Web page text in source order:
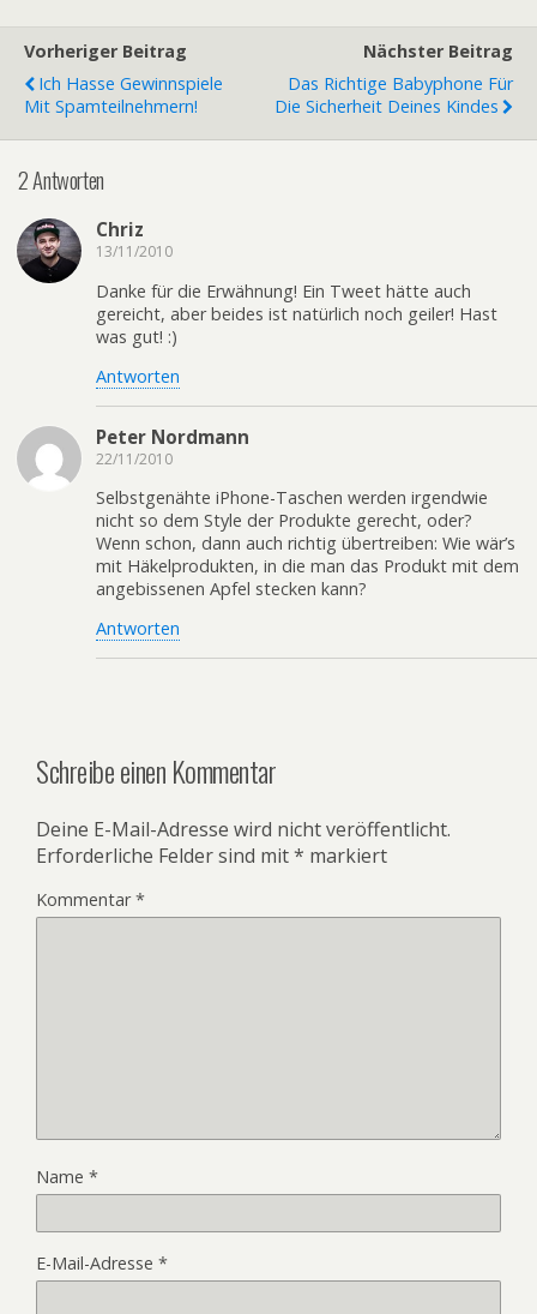
Vorheriger Beitrag
Ich Hasse Gewinnspiele
Mit Spamteilnehmern!
Nächster Beitrag
Das Richtige Babyphone Für
Die Sicherheit Deines Kindes
2 Antworten
Chriz
13/11/2010
Danke für die Erwähnung! Ein Tweet hätte auch
gereicht, aber beides ist natürlich noch geiler! Hast
was gut! :)
Antworten
Peter Nordmann
22/11/2010
Selbstgenähte iPhone-Taschen werden irgendwie
nicht so dem Style der Produkte gerecht, oder?
Wenn schon, dann auch richtig übertreiben: Wie wär’s
mit Häkelprodukten, in die man das Produkt mit dem
angebissenen Apfel stecken kann?
Antworten
Schreibe einen Kommentar
Deine E-Mail-Adresse wird nicht veröffentlicht.
Erforderliche Felder sind mit* markiert
Kommentar*
Name *
E-Mail-Adresse *